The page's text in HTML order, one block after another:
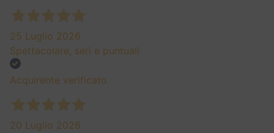
25 Luglio 2026
Spettacolare, seri e puntuali
Acquirente verificato
20 Luglio 2026